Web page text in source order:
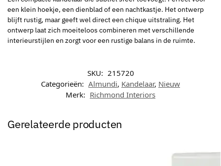
een klein hoekje, een dienblad of een nachtkastje. Het ontwerp
blijft rustig, maar geeft wel direct een chique uitstraling. Het
ontwerp laat zich moeiteloos combineren met verschillende
interieurstijlen en zorgt voor een rustige balans in de ruimte.
SKU: 215720
Categorieën: Almundi, Kandelaar, Nieuw
Merk: Richmond Interiors
Gerelateerde producten